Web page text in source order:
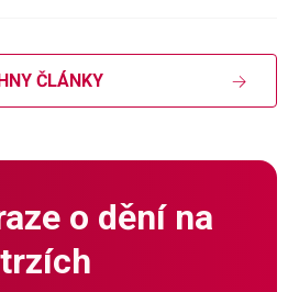
ČLÁNKY
o dění na